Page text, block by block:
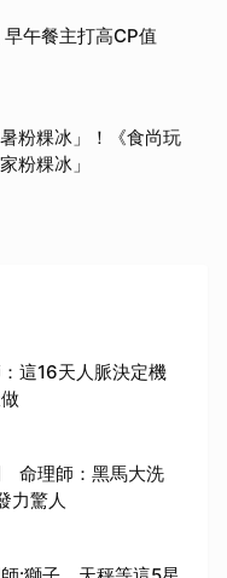
午餐主打高CP值
粉粿冰」！《食尚玩
粉粿冰」
這16天人脈決定機
命理師：黑馬大洗
力驚人